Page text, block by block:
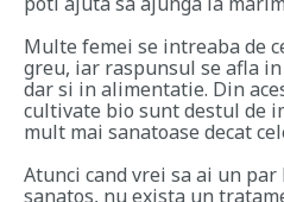
Multe femei se intreaba de
greu, iar raspunsul se afla
dar si in alimentatie. Din
cultivate bio sunt destul de
mult mai sanatoase decat
Atunci cand vrei sa ai un
sanatos, nu exista un